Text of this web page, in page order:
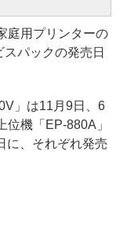
庭用プリンターの
パックの発売日
」は11月9日、6
機「EP-880A」
に、それぞれ発売